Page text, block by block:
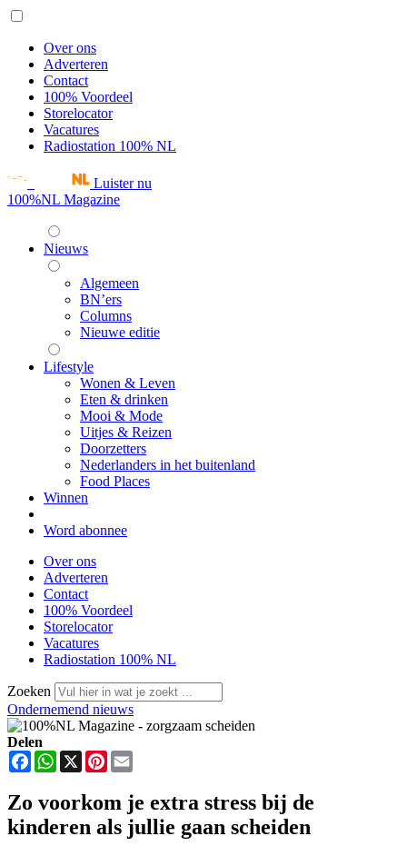
Over ons
Adverteren
Contact
100% Voordeel
Storelocator
Vacatures
Radiostation 100% NL
Luister nu
100%NL Magazine
Nieuws
Algemeen
BN’ers
Columns
Nieuwe editie
Lifestyle
Wonen & Leven
Eten & drinken
Mooi & Mode
Uitjes & Reizen
Doorzetters
Nederlanders in het buitenland
Food Places
Winnen
Word abonnee
Over ons
Adverteren
Contact
100% Voordeel
Storelocator
Vacatures
Radiostation 100% NL
Zoeken
Ondernemend nieuws
Delen
FacebookWhatsApp
X Pinterest
Zo voorkom je extra stress bij de
kinderen als jullie gaan scheiden